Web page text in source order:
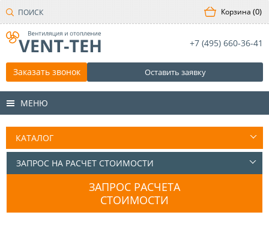
+7 (495) 660-36-41
Заказать звонок Оставить заявку
0
МЕНЮ
ЗАПРОС РАСЧЕТА
СТОИМОСТИ